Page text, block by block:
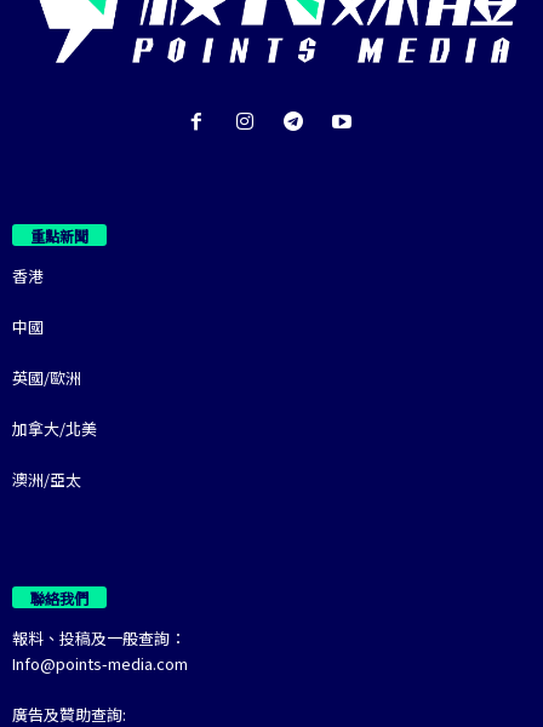
重點新聞
香港
中國
英國/歐洲
加拿大/北美
澳洲/亞太
聯絡我們
報料、投稿及一般查詢：
Info@points-media.com
廣告及贊助查詢: